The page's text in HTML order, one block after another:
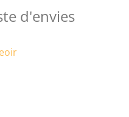
d'envies